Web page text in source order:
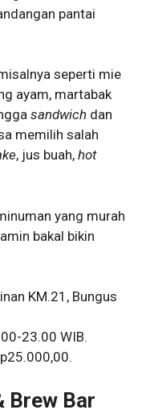
pantai
seperti mie
ayam, martabak
sandwich dan
memilih salah
, jus buah, hot
yang murah
bakal bikin
KM.21, Bungus
23.00 WIB.
Brew Bar